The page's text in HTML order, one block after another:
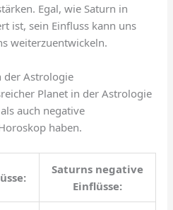
Egal, wie Saturn in
ist, sein Einfluss kann uns
weiterzuentwickeln.
der Astrologie
Planet in der Astrologie
auch negative
haben.
Saturns negative
Einflüsse: